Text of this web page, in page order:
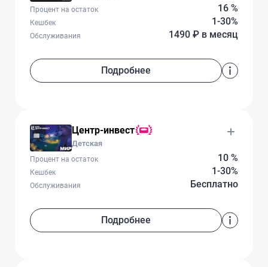
16 %
Процент на остаток
1-30%
Кешбек
1490 ₽ в месяц
Обслуживания
Подробнее
Центр-инвест
Детская
10 %
Процент на остаток
1-30%
Кешбек
Бесплатно
Обслуживания
Подробнее